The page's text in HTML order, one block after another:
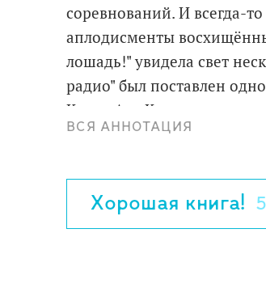
соревнований. И всегда-
аплодисменты
лошадь!" увидела свет
радио" был поставлен
Книгу Аси Кравченко
Петровска. Это вторая
Для детей младшего и
собак и котов всех
ВСЯ АННОТАЦИЯ
Хорошая книга! 5